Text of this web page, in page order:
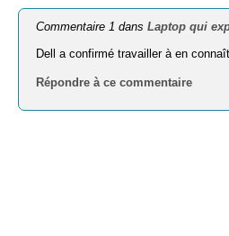
Commentaire 1 dansLaptop qui
Dell a confirmé travailler à en
Répondre à ce commentaire